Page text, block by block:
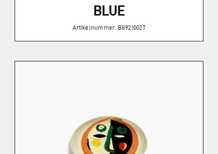
BLUE
Artikelnummer: B8921002T